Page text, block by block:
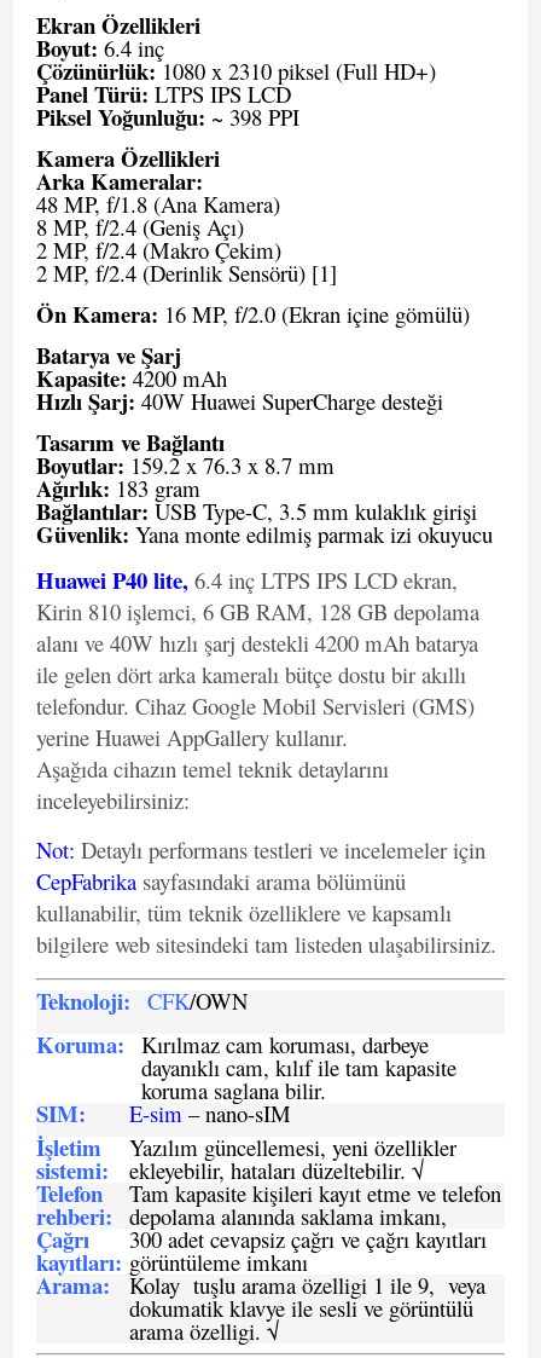
Ekran Özellikleri
Boyut: 6.4 inç
Çözünürlük:1080 x 2310 piksel (Full HD+)
Panel Türü: LTPS IPS LCD
Piksel Yoğunluğu: ~ 398 PPI
Kamera Özellikleri
Arka Kameralar:
48 MP, f/1.8 (Ana Kamera)
8 MP, f/2.4 (Geniş Açı)
2 MP, f/2.4 (Makro Çekim)
2 MP, f/2.4 (Derinlik Sensörü) [1]
Ön Kamera: 16 MP, f/2.0 (Ekran içine gömülü)
Batarya ve Şarj
Kapasite: 4200 mAh
Hızlı Şarj: 40W Huawei SuperCharge desteği
Tasarım ve Bağlantı
Boyutlar: 159.2 x 76.3 x 8.7 mm
Ağırlık: 183 gram
Bağlantılar: USB Type-C, 3.5 mm kulaklık girişi
Güvenlik: Yana monte edilmiş parmak izi okuyucu
Huawei P40 lite, 6.4 inç LTPS IPS LCD ekran,
Kirin 810 işlemci, 6 GB RAM, 128 GB depolama
alanı ve 40W hızlı şarj destekli 4200 mAh batarya
ile gelen dört arka kameralı bütçe dostu bir akıllı
telefondur. Cihaz Google Mobil Servisleri (GMS)
yerine Huawei AppGallery kullanır.
Aşağıda cihazın temel teknik detaylarını
inceleyebilirsiniz:
Not: Detaylı performans testleri ve incelemeler için
CepFabrika sayfasındaki arama bölümünü
kullanabilir, tüm teknik özelliklere ve kapsamlı
bilgilere web sitesindeki tam listeden ulaşabilirsiniz.
Teknoloji: CFK/OWN
Koruma: Kırılmaz cam koruması, darbeye
dayanıklı cam, kılıf ile tam kapasite
koruma saglana bilir.
SIM: E-sim – nano-sIM
İşletim
sistemi:
Yazılım güncellemesi, yeni özellikler
ekleyebilir, hataları düzeltebilir. √
Telefon
rehberi:
Tam kapasite kişileri kayıt etme ve telefon
depolama alanında saklama imkanı,
Çağrı
kayıtları:
300 adet cevapsiz çağrı ve çağrı kayıtları
görüntüleme imkanı
Arama: Kolay tuşlu arama özelligi 1 ile 9, veya
dokumatik klavye ile sesli ve görüntülü
arama özelligi. √